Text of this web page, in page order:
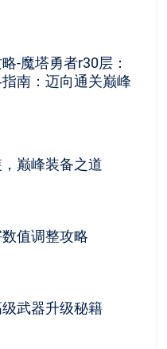
-魔塔勇者r30层：
南：迈向通关巅峰
巅峰装备之道
值调整攻略
武器升级秘籍